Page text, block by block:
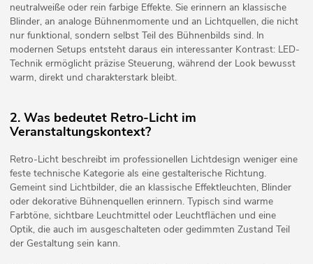
neutralweiße oder rein farbige Effekte. Sie erinnern an klassische
Blinder, an analoge Bühnenmomente und an Lichtquellen, die nicht
nur funktional, sondern selbst Teil des Bühnenbilds sind. In
modernen Setups entsteht daraus ein interessanter Kontrast: LED-
Technik ermöglicht präzise Steuerung, während der Look bewusst
warm, direkt und charakterstark bleibt.
2. Was bedeutet Retro-Licht im
Veranstaltungskontext?
Retro-Licht beschreibt im professionellen Lichtdesign weniger eine
feste technische Kategorie als eine gestalterische Richtung.
Gemeint sind Lichtbilder, die an klassische Effektleuchten, Blinder
oder dekorative Bühnenquellen erinnern. Typisch sind warme
Farbtöne, sichtbare Leuchtmittel oder Leuchtflächen und eine
Optik, die auch im ausgeschalteten oder gedimmten Zustand Teil
der Gestaltung sein kann.